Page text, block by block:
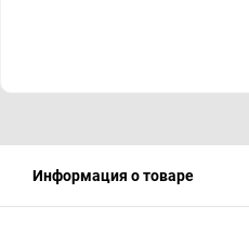
Информация о товаре